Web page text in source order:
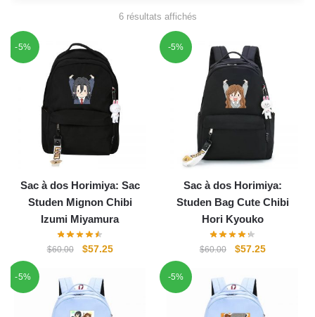
6 résultats affichés
-5%
Sac à dos Horimiya: Sac
Studen Mignon Chibi
Izumi Miyamura
$60.00
Le
initial
était :
$60.00.
$57.25Le
-5%
Sac à dos Horimiya:
Studen Bag Cute Chibi
Hori Kyouko
$60.00
Le
initial
était :
$60.00.
$57.25Le
-5% -5%